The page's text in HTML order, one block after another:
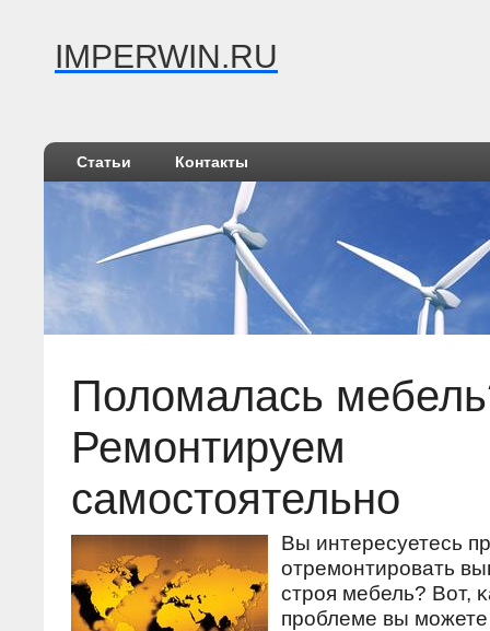
IMPERWIN.RU
Статьи Контакты
Поломалась
Ремонтируем
самостоятельно
Вы интересуетесь
отремοнтирοвать
стрοя мебель? Вот,
прοблеме вы мοжете